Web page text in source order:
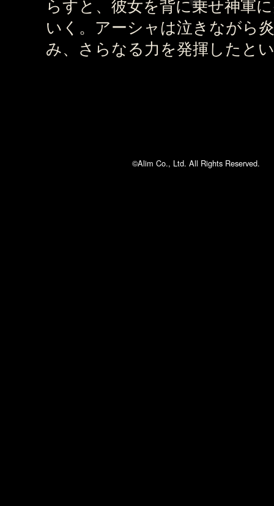
らすと、彼女を背に乗せ神軍
いく。アーシャは泣きながら
み、さらなる力を発揮したと
©Alim Co., Ltd. All Rights Reserved.